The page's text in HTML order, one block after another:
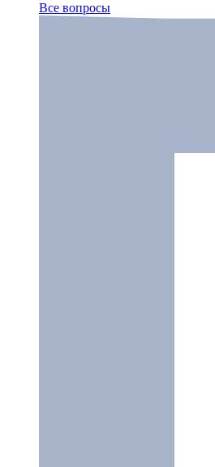
Все вопросы